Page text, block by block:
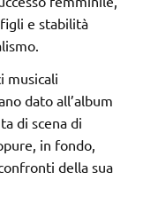
e stabilità
musicali
dato all’album
di scena di
in fondo,
della sua